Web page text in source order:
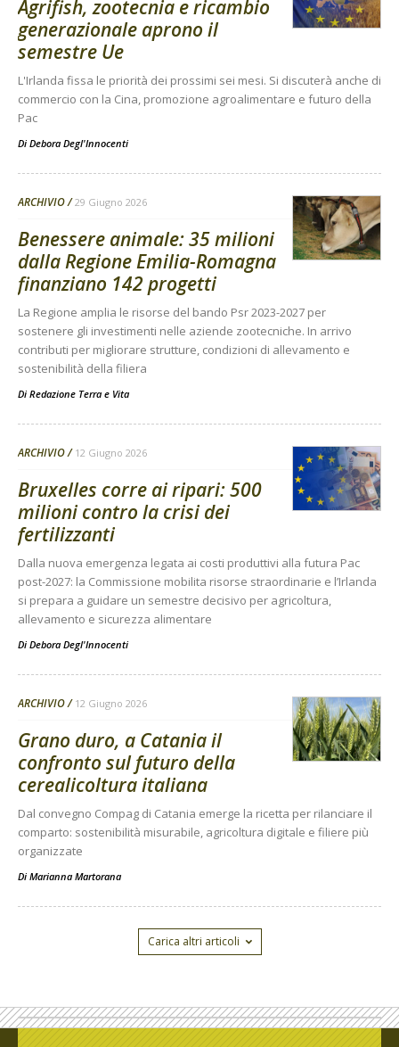
Agrifish, zootecnia e ricambio
generazionale aprono il
semestre Ue
L'Irlanda fissa le priorità dei prossimi sei mesi. Si discuterà anche di
commercio con la Cina, promozione agroalimentare e futuro della
Pac
Di Debora Degl'Innocenti
ARCHIVIO 29 Giugno 2026
Benessere animale: 35 milioni
dalla Regione Emilia-Romagna
finanziano 142 progetti
La Regione amplia le risorse del bando Psr 2023-2027 per
sostenere gli investimenti nelle aziende zootecniche. In arrivo
contributi per migliorare strutture, condizioni di allevamento e
sostenibilità della filiera
Di Redazione Terra e Vita
ARCHIVIO 12 Giugno 2026
Bruxelles corre ai ripari: 500
milioni contro la crisi dei
fertilizzanti
Dalla nuova emergenza legata ai costi produttivi alla futura Pac
post-2027: la Commissione mobilita risorse straordinarie e l’Irlanda
si prepara a guidare un semestre decisivo per agricoltura,
allevamento e sicurezza alimentare
Di Debora Degl'Innocenti
ARCHIVIO 12 Giugno 2026
Grano duro, a Catania il
confronto sul futuro della
cerealicoltura italiana
Dal convegno Compag di Catania emerge la ricetta per rilanciare il
comparto: sostenibilità misurabile, agricoltura digitale e filiere più
organizzate
Di Marianna Martorana
Carica altri articoli